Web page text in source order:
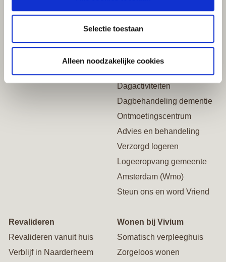
Selectie toestaan
Alleen noodzakelijke cookies
Welkom bij Vivium Services
Thuis met zorg
Mantelzorgers
Dagactiviteiten
Dagbehandeling dementie
Ontmoetingscentrum
Advies en behandeling
Verzorgd logeren
Logeeropvang gemeente
Amsterdam (Wmo)
Steun ons en word Vriend
Revalideren
Revalideren vanuit huis
Verblijf in Naarderheem
Wonen bij Vivium
Somatisch verpleeghuis
Zorgeloos wonen